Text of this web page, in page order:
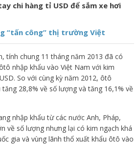
chi hàng tỉ USD để sắm xe hơi
“tấn công” thị trường Việt
tính chung 11 tháng năm 2013 đã có
nhập khẩu vào Việt Nam với kim
So với cùng kỳ năm 2012, ôtô
28,8% về số lượng và tăng 16,1% về
nhập khẩu từ các nước Anh, Pháp,
về số lượng nhưng lại có kim ngạch khá
gia và vùng lãnh thổ xuất khẩu ôtô vào